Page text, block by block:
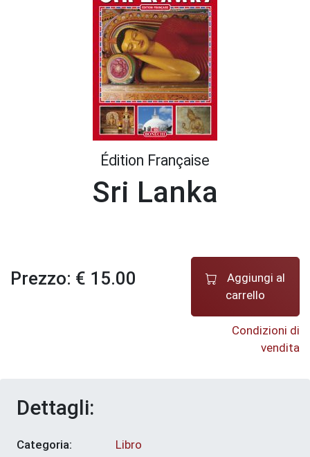
Édition Française
Sri Lanka
Prezzo: € 15.00
Aggiungi al
carrello
Condizioni di
vendita
Dettagli:
Categoria:
Libro